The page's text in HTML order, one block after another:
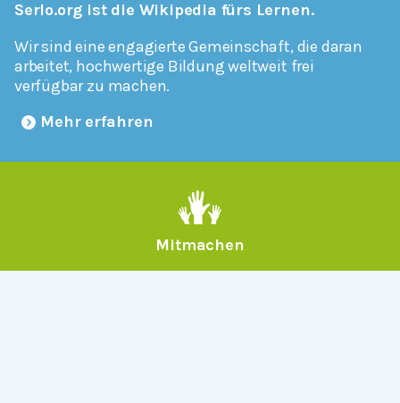
Serlo.org ist die Wikipedia fürs Lernen.
Wir sind eine engagierte Gemeinschaft, die daran
arbeitet, hochwertige Bildung weltweit frei
verfügbar zu machen.
Mehr erfahren
Mitmachen